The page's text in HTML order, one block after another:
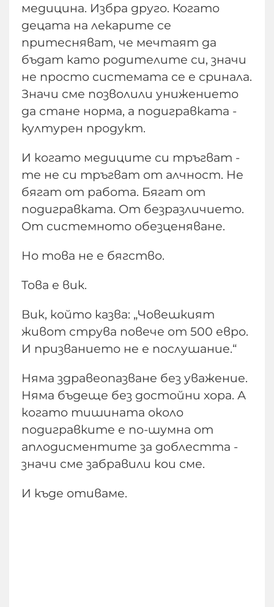
медицина. Избра друго. Когато
децата на лекарите се
притесняват, че мечтаят да
бъдат като родителите си, значи
не просто системата се е сринала.
Значи сме позволили унижението
да стане норма, а подигравката -
културен продукт.
И когато медиците си тръгват -
те не си тръгват от алчност. Не
бягат от работа. Бягат от
подигравката. От безразличието.
От системното обезценяване.
Но това не е бягство.
Това е вик.
Вик, който казва: „Човешкият
живот струва повече от 500 евро.
И призванието не е послушание.“
Няма здравеопазване без уважение.
Няма бъдеще без достойни хора. А
когато тишината около
подигравките е по-шумна от
аплодисментите за доблестта -
значи сме забравили кои сме.
И къде отиваме.